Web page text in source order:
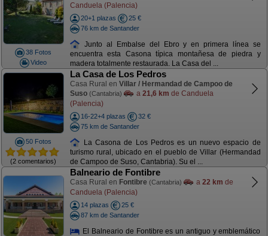
38 Fotos
Video
Canduela (Palencia)
20+1 plazas
25 €
76 km de Santander
Junto al Embalse del Ebro y en primera línea se
encuentra esta Casona típica montañesa de piedra y
madera totalmente restaurada. La Casa del ...
50 Fotos
(2 comentarios)
La Casa de Los Pedros
Casa Rural en Villar / Hermandad de Campoo de
Suso (Cantabria) a 21,6 km de Canduela
(Palencia)
16-22+4 plazas
32 €
75 km de Santander
La Casona de Los Pedros es un nuevo espacio de
turismo rural, ubicado en el pueblo de Villar (Hermandad
de Campoo de Suso, Cantabria). Su el ...
Balneario de Fontibre
Casa Rural en Fontibre (Cantabria) a 22 km de
Canduela (Palencia)
14 plazas
25 €
87 km de Santander
El Balneario de Fontibre es un antiguo y emblemático